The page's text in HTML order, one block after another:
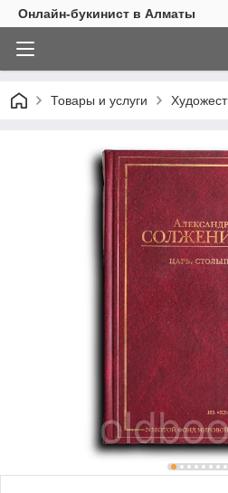
Онлайн-букинист в Алматы
Товары и услуги